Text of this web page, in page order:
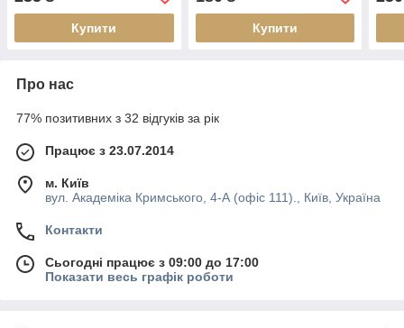
Купити Купити
Про нас
77% позитивних з 32 відгуків за рік
Працює з 23.07.2014
м. Київ
вул. Академіка Кримського, 4-А (офіс 111)., Київ, Україна
Контакти
Сьогодні працює з 09:00 до 17:00
Показати весь графік роботи